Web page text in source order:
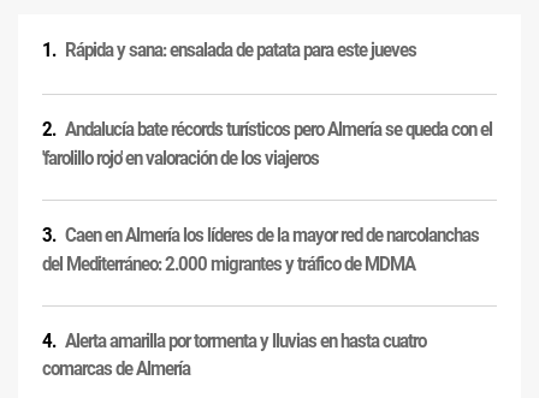
Rápida y sana: ensalada de patata para este jueves
Andalucía bate récords turísticos pero Almería se queda con el
'farolillo rojo' en valoración de los viajeros
Caen en Almería los líderes de la mayor red de narcolanchas
del Mediterráneo: 2.000 migrantes y tráfico de MDMA
Alerta amarilla por tormenta y lluvias en hasta cuatro
comarcas de Almería